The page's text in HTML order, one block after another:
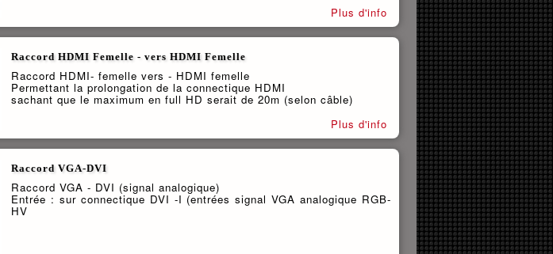
Plus d'info
Raccord HDMI Femelle - vers HDMI Femelle
Raccord HDMI- femelle vers - HDMI femelle
Permettant la prolongation de la connectique HDMI
sachant que le maximum en full HD serait de 20m (selon câble)
Plus d'info
Raccord VGA-DVI
Raccord VGA - DVI (signal analogique)
Entrée : sur connectique DVI -I (entrées signal VGA analogique RGB-
HV